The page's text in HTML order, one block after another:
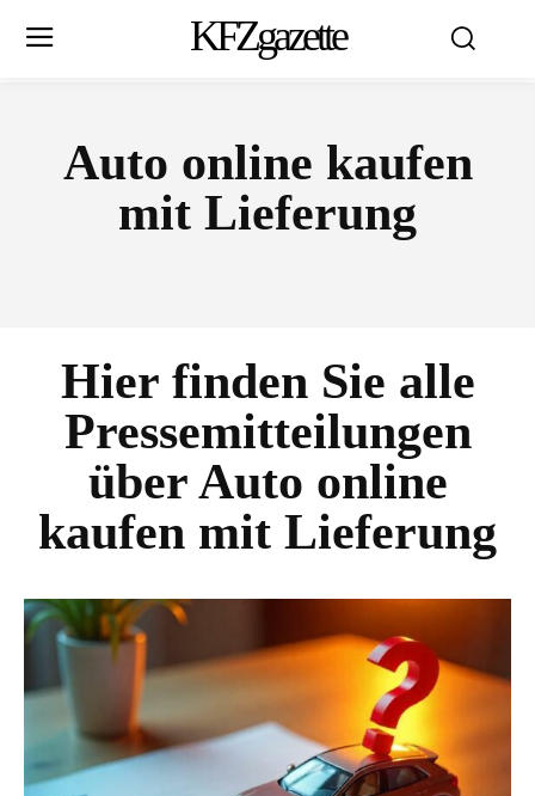
KFZgazette
Auto online kaufen
mit Lieferung
Hier finden Sie alle
Pressemitteilungen
überAuto online
kaufen mit Lieferung